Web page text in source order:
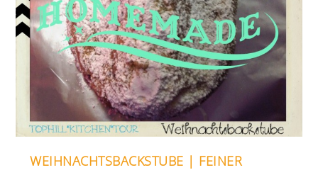
WEIHNACHTSBACKSTUBE | FEINER